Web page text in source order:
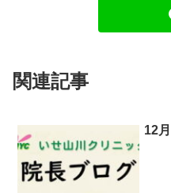
関連記事
12